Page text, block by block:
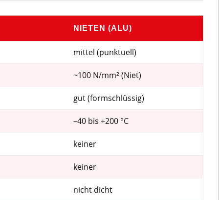
NIETEN (ALU)
mittel (punktuell)
~100 N/mm² (Niet)
gut (formschlüssig)
–40 bis +200 °C
keiner
keiner
nicht dicht